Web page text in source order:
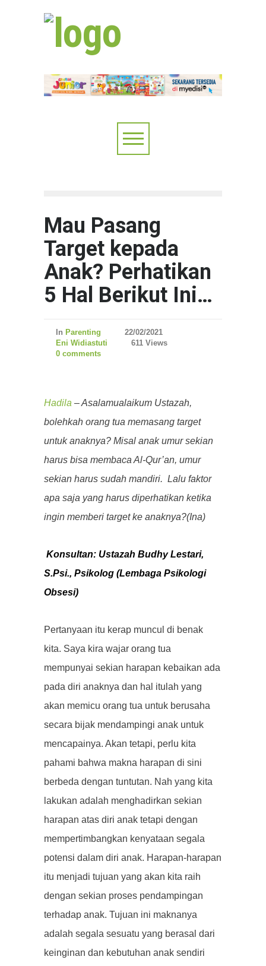
Mau Pasang
Target kepada
Anak? Perhatikan
5 Hal Berikut Ini…
In Parenting
22/02/2021
Eni Widiastuti
611 Views
0 comments
Hadila – Asalamualaikum Ustazah,
bolehkah orang tua memasang target
untuk anaknya? Misal anak umur sekian
harus bisa membaca Al-Qur’an, umur
sekian harus sudah mandiri. Lalu faktor
apa saja yang harus diperhatikan ketika
ingin memberi target ke anaknya?(Ina)
Konsultan: Ustazah Budhy Lestari,
S.Psi., Psikolog (Lembaga Psikologi
Obsesi)
Pertanyaan itu kerap muncul di benak
kita. Saya kira wajar orang tua
mempunyai sekian harapan kebaikan ada
pada diri anaknya dan hal itulah yang
akan memicu orang tua untuk berusaha
secara bijak mendampingi anak untuk
mencapainya. Akan tetapi, perlu kita
pahami bahwa makna harapan di sini
berbeda dengan tuntutan. Nah yang kita
lakukan adalah menghadirkan sekian
harapan atas diri anak tetapi dengan
mempertimbangkan kenyataan segala
potensi dalam diri anak. Harapan-harapan
itu menjadi tujuan yang akan kita raih
dengan sekian proses pendampingan
terhadap anak. Tujuan ini maknanya
adalah segala sesuatu yang berasal dari
keinginan dan kebutuhan anak sendiri